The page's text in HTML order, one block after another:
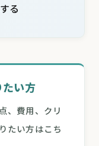
る
い方
、費用、クリ
たい方はこち